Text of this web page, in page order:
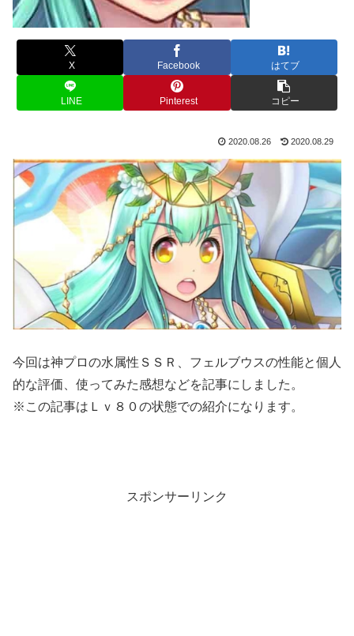
X Facebook はてブ
LINE Pinterest コピー
2020.08.26 2020.08.29
今回は神プロの水属性ＳＳＲ、フェルブウスの性能と個人
的な評価、使ってみた感想などを記事にしました。
※この記事はＬｖ８０の状態での紹介になります。
スポンサーリンク